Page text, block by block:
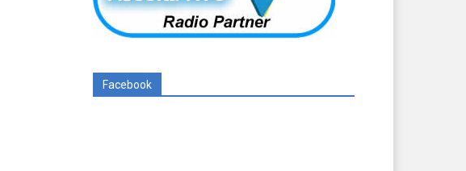
Facebook